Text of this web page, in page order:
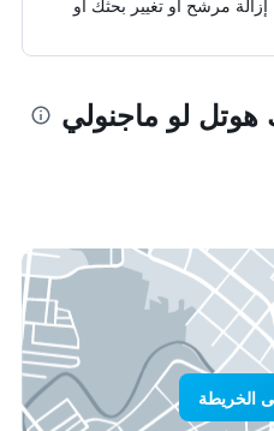
مرشح أو تغيير بحثك أو
هوتل لو ماجنولي
الخريطة